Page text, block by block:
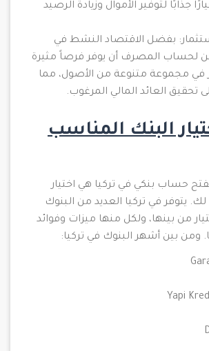
جذابًا لتوفير الأموال وزيادة الرصيد
بفضل الاقتصاد النشط في
لحساب المصرف أن يوفر فرصاً مثيرة
في مجموعة متنوعة من الأصول، مما
تحقيق العائد المالي المرغوب.
البنك المناسب
حساب بنكي في تركيا هي اختيار
يتوفر في تركيا العديد من البنوك
من بينها، ولكل منها ميزات وفوائد
ومن بين أشهر البنوك في تركيا:
Yapi